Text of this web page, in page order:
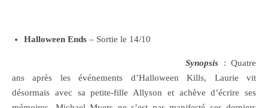
Halloween Ends – Sortie le 14/10
Synopsis : Quatre
ans après les événements d’Halloween Kills, Laurie vit
désormais avec sa petite-fille Allyson et achève d’écrire ses